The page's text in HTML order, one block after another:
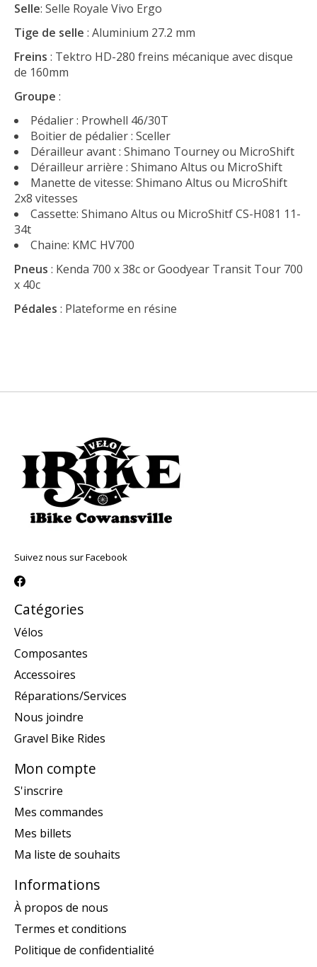
Selle: Selle Royale Vivo Ergo
Tige de selle : Aluminium 27.2 mm
Freins : Tektro HD-280 freins mécanique avec disque
de 160mm
Groupe :
Pédalier : Prowhell 46/30T
Boitier de pédalier : Sceller
Dérailleur avant : Shimano Tourney ou MicroShift
Dérailleur arrière : Shimano Altus ou MicroShift
Manette de vitesse: Shimano Altus ou MicroShift
2x8 vitesses
Cassette: Shimano Altus ou MicroShitf CS-H081 11-
34t
Chaine: KMC HV700
Pneus : Kenda 700 x 38c or Goodyear Transit Tour 700
x 40c
Pédales : Plateforme en résine
Suivez nous sur Facebook
Catégories
Vélos
Composantes
Accessoires
Réparations/Services
Nous joindre
Gravel Bike Rides
Mon compte
S'inscrire
Mes commandes
Mes billets
Ma liste de souhaits
Informations
À propos de nous
Termes et conditions
Politique de confidentialité